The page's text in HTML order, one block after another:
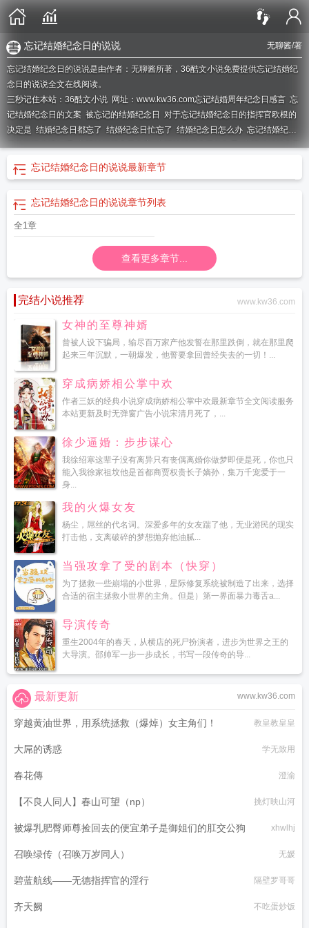
无聊酱/著
忘记结婚纪念日的说说
忘记结婚纪念日的说说是由作者：无聊酱所著，36酷文小说免费提供忘记结婚纪
念日的说说全文在线阅读。
三秒记住本站：36酷文小说 网址：www.kw36.com忘记结婚周年纪念日感言 忘
记结婚纪念日的文案 被忘记的结婚纪念日 对于忘记结婚纪念日的指挥官欧根的
决定是 结婚纪念日都忘了 结婚纪念日忙忘了 结婚纪念日怎么办 忘记结婚纪念
日的说说心情短语忘记结婚纪念日文案忘记结婚纪念日的句子忘记结婚纪念日
怎么道歉
忘了结婚纪念日的伤感说说 忘记结婚纪念日经典短句
的图片
说
忘记结婚纪念日的说说最新章节
忘记结婚纪念日的说说章节列表
全1章
查看更多章节...
完结小说推荐 www.kw36.com
女神的至尊神婿
曾被人设下骗局，输尽百万家产他发誓在那里跌倒，就在那里爬
起来三年沉默，一朝爆发，他誓要拿回曾经失去的一切！...
穿成病娇相公掌中欢
作者三妖的经典小说穿成病娇相公掌中欢最新章节全文阅读服务
本站更新及时无弹窗广告小说宋清月死了，...
徐少逼婚：步步谋心
我徐绍寒这辈子没有离异只有丧偶离婚你做梦即便是死，你也只
能入我徐家祖坟他是首都商贾权贵长子嫡孙，集万千宠爱于一
身...
我的火爆女友
杨尘，屌丝的代名词。深爱多年的女友踹了他，无业游民的现实
打击他，支离破碎的梦想抛弃他油腻...
当强攻拿了受的剧本（快穿）
为了拯救一些崩塌的小世界，星际修复系统被制造了出来，选择
合适的宿主拯救小世界的主角。但是）第一界面暴力毒舌a...
导演传奇
重生2004年的春天，从横店的死尸扮演者，进步为世界之王的
大导演。邵帅军一步一步成长，书写一段传奇的导...
www.kw36.com
最新更新
穿越黄油世界，用系统拯救（爆焯）女主角们！ 教皇教皇皇
大屌的诱惑 学无致用
春花傳 澄渝
【不良人同人】春山可望（np） 挑灯映山河
被爆乳肥臀师尊捡回去的便宜弟子是御姐们的肛交公狗 xhwlhj
召唤绿传（召唤万岁同人） 无媛
碧蓝航线——无德指挥官的淫行 隔壁罗哥哥
齐天阙 不吃蛋炒饭